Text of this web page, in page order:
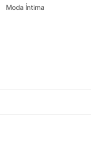
Moda Íntima